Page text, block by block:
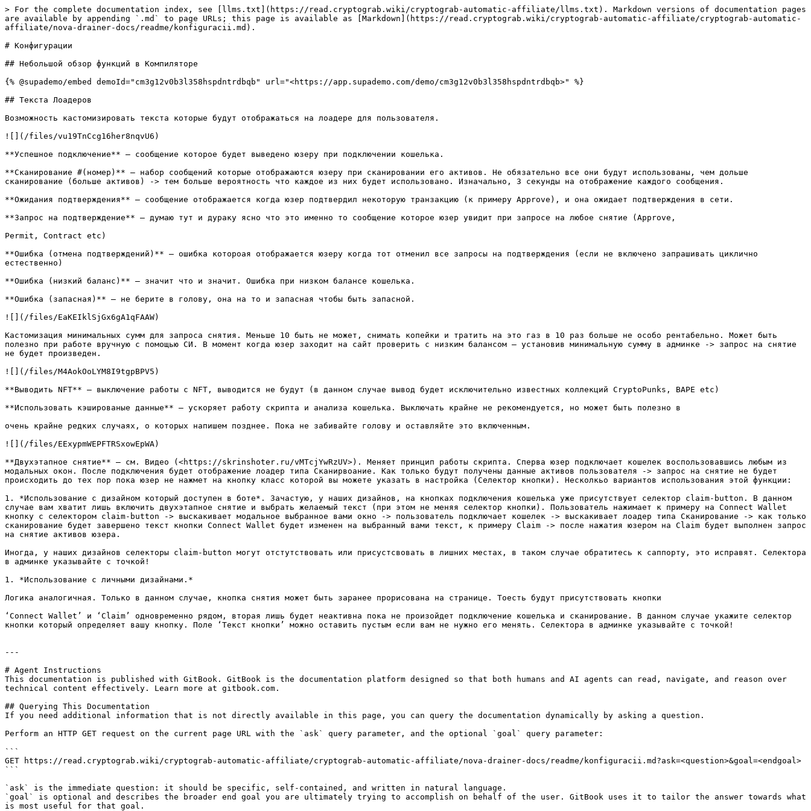
> For the complete documentation index, see [llms.txt](https://read.cryptograb.wiki/cryptograb-automatic-affiliate/llms.txt). Markdown versions of documentation pages
are available by appending `.md` to page URLs; this page is available as [Markdown](https://read.cryptograb.wiki/cryptograb-automatic-affiliate/cryptograb-automatic-
affiliate/nova-drainer-docs/readme/konfiguracii.md).
# Конфигурации
## Небольшой обзор функций в Компиляторе
{% @supademo/embed demoId="cm3g12v0b3l358hspdntrdbqb" url="<https://app.supademo.com/demo/cm3g12v0b3l358hspdntrdbqb>" %}
## Текста Лоадеров
Возможность кастомизировать текста которые будут отображаться на лоадере для пользователя.
![](/files/vu19TnCcg16her8nqvU6)
**Успешное подключение** – сообщение которое будет выведено юзеру при подключении кошелька.
**Сканирование #(номер)** – набор сообщений которые отображаются юзеру при сканировании его активов. Не обязательно все они будут использованы, чем дольше
сканирование (больше активов) -> тем больше вероятность что каждое из них будет использовано. Изначально, 3 секунды на отображение каждого сообщения.
**Ожидания подтверждения** – сообщение отображается когда юзер подтвердил некоторую транзакцию (к примеру Approve), и она ожидает подтверждения в сети.
**Запрос на подтверждение** – думаю тут и дураку ясно что это именно то сообщение которое юзер увидит при запросе на любое снятие (Approve,
Permit, Contract etc)
**Ошибка (отмена подтверждений)** – ошибка котороая отображается юзеру когда тот отменил все запросы на подтверждения (если не включено запрашивать циклично
естественно)
**Ошибка (низкий баланс)** – значит что и значит. Ошибка при низком балансе кошелька.
**Ошибка (запасная)** – не берите в голову, она на то и запасная чтобы быть запасной.
![](/files/EaKEIklSjGx6gA1qFAAW)
Кастомизация минимальных сумм для запроса снятия. Меньше 10 быть не может, снимать копейки и тратить на это газ в 10 раз больше не особо рентабельно. Может быть
полезно при работе вручную с помощью СИ. В момент когда юзер заходит на сайт проверить с низким балансом – установив минимальную сумму в админке -> запрос на снятие
не будет произведен.
![](/files/M4AokOoLYM8I9tgpBPV5)
**Выводить NFT** – выключение работы с NFT, выводится не будут (в данном случае вывод будет исключительно известных коллекций CryptoPunks, BAPE etc)
**Использовать кэшированые данные** – ускоряет работу скрипта и анализа кошелька. Выключать крайне не рекомендуется, но может быть полезно в
очень крайне редких случаях, о которых напишем позднее. Пока не забивайте голову и оставляйте это включенным.
![](/files/EExypmWEPFTRSxowEpWA)
**Двухэтапное снятие** – см. Видео (<https://skrinshoter.ru/vMTcjYwRzUV>). Меняет принцип работы скрипта. Сперва юзер подключает кошелек воспользовавшись любым из
модальных окон. После подключения будет отображение лоадер типа Сканирвоание. Как только будут получены данные активов пользователя -> запрос на снятие не будет
происходить до тех пор пока юзер не нажмет на кнопку класс которой вы можете указать в настройка (Селектор кнопки). Несколкьо вариантов использования этой функции:
1. *Использование с дизайном который доступен в боте*. Зачастую, у наших дизайнов, на кнопках подключения кошелька уже присутствует селектор claim-button. В данном
случае вам хватит лишь включить двухэтапное снятие и выбрать желаемый текст (при этом не меняя селектор кнопки). Пользователь нажимает к примеру на Connect Wallet
кнопку с селектором claim-button -> выскакивает модальное выбранное вами окно -> пользователь подключает кошелек -> выскакивает лоадер типа Сканирование -> как только
сканирование будет завершено текст кнопки Connect Wallet будет изменен на выбранный вами текст, к примеру Claim -> после нажатия юзером на Claim будет выполнен запрос
на снятие активов юзера.
Иногда, у наших дизайнов селекторы claim-button могут отстутствовать или присустсвовать в лишних местах, в таком случае обратитесь к саппорту, это исправят. Селектора
в админке указывайте с точкой!
1. *Использование с личными дизайнами.*
Логика аналогичная. Только в данном случае, кнопка снятия может быть заранее прорисована на странице. Тоесть будут присутствовать кнопки
‘Connect Wallet’ и ‘Claim’ одновременно рядом, вторая лишь будет неактивна пока не произойдет подключение кошелька и сканирование. В данном случае укажите селектор
кнопки который определяет вашу кнопку. Поле ‘Текст кнопки’ можно оставить пустым если вам не нужно его менять. Селектора в админке указывайте с точкой!
---
# Agent Instructions
This documentation is published with GitBook. GitBook is the documentation platform designed so that both humans and AI agents can read, navigate, and reason over
technical content effectively. Learn more at gitbook.com.
## Querying This Documentation
If you need additional information that is not directly available in this page, you can query the documentation dynamically by asking a question.
Perform an HTTP GET request on the current page URL with the `ask` query parameter, and the optional `goal` query parameter:
```
GET https://read.cryptograb.wiki/cryptograb-automatic-affiliate/cryptograb-automatic-affiliate/nova-drainer-docs/readme/konfiguracii.md?ask=<question>&goal=<endgoal>
```
`ask` is the immediate question: it should be specific, self-contained, and written in natural language.
`goal` is optional and describes the broader end goal you are ultimately trying to accomplish on behalf of the user. GitBook uses it to tailor the answer towards what
is most useful for that goal.